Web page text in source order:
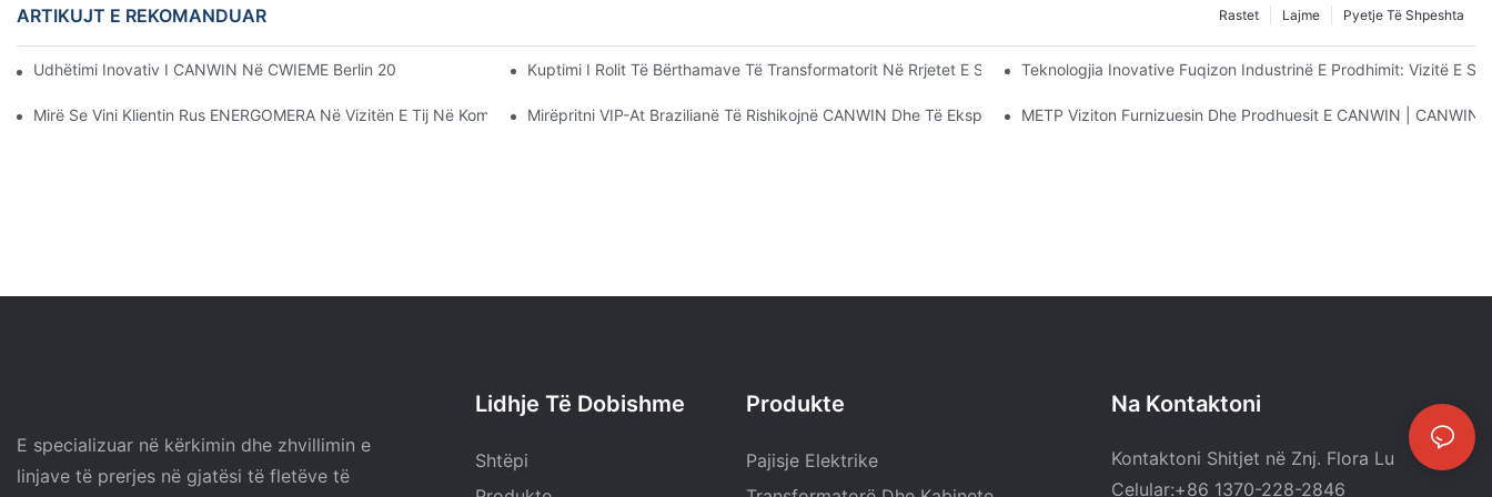
ARTIKUJT E REKOMANDUAR Pyetje Të Shpeshta
Lajme
Rastet
Udhëtimi Inovativ I CANWIN Në CWIEME Berlin 2025: Energjia Kineze Që Drejton Të Ardhmen ElektrikeKuptimi I Rolit Të Bërthamave Të Transformatorit Në Rrjetet E Shpërndarjes Së EnergjisëTeknologjia Inovative Fuqizon Industrinë E Prodhimit: Vizitë E
Mirë Se Vini Klientin Rus ENERGOMERA Në Vizitën E Tij Në Kompaninë CANWIN!Mirëpritni VIP-At Brazilianë Të Rishikojnë CANWIN Dhe Të Eksplorojnë Artikuj Të Rinj Së BashkuMETP Viziton Furnizuesin Dhe Prodhuesit E CANWIN | CANWIN
E specializuar në kërkimin dhe zhvillimin e
linjave të prerjes në gjatësi të fletëve të
Lidhje Të Dobishme
Shtëpi
Produkte
Pajisje Elektrike
Na Kontaktoni
Kontaktoni Shitjet në Znj. Flora Lu
Celular:+86 1370-228-2846